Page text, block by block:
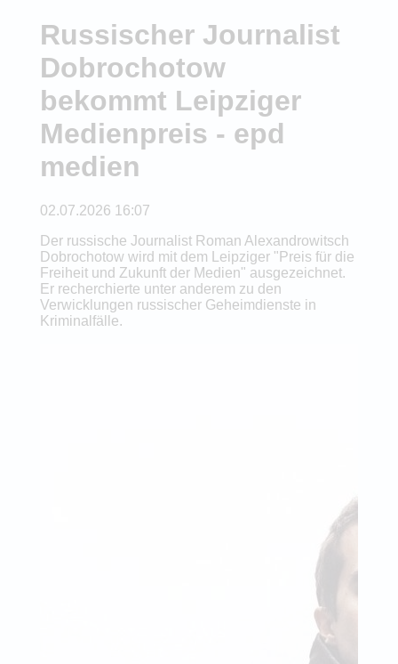
Russischer Journalist
Dobrochotow
bekommt Leipziger
Medienpreis - epd
medien
02.07.2026 16:07
Der russische Journalist Roman Alexandrowitsch
Dobrochotow wird mit dem Leipziger "Preis für die
Freiheit und Zukunft der Medien" ausgezeichnet.
Er recherchierte unter anderem zu den
Verwicklungen russischer Geheimdienste in
Kriminalfälle.